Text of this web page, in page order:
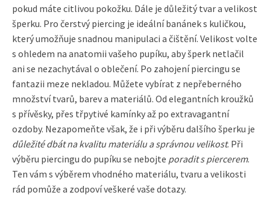
pokud máte citlivou pokožku. Dále je důležitý tvar a velikost
šperku. Pro čerstvý piercing je ideální banánek s kuličkou,
který umožňuje snadnou manipulaci a čištění. Velikost volte
s ohledem na anatomii vašeho pupíku, aby šperk netlačil
ani se nezachytával o oblečení. Po zahojení piercingu se
fantazii meze nekladou. Můžete vybírat z nepřeberného
množství tvarů, barev a materiálů. Od elegantních kroužků
s přívěsky, přes třpytivé kamínky až po extravagantní
ozdoby. Nezapomeňte však, že i při výběru dalšího šperku je
důležité dbát na kvalitu materiálu a správnou velikost. Při
výběru piercingu do pupíku se nebojte poradit s piercerem.
Ten vám s výběrem vhodného materiálu, tvaru a velikosti
rád pomůže a zodpoví veškeré vaše dotazy.